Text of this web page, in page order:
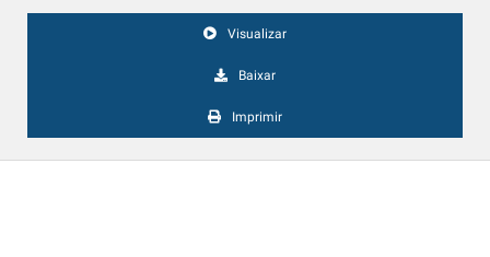
Visualizar
Baixar
Imprimir